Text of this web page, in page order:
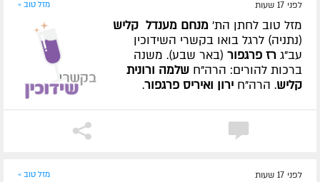
לפני 17 שעות מזל טוב »
מזל טוב לחתן הת' מנחם מענדל קליש
(נתניה) לרגל בואו בקשרי השידוכין
עב"ג רז פרגפור (באר שבע). משנה
ברכות להורים: הרה"ח שלמה ורונית
קליש. הרה"ח ירון ואיריס פרגפור.
לפני 17 שעות מזל טוב »